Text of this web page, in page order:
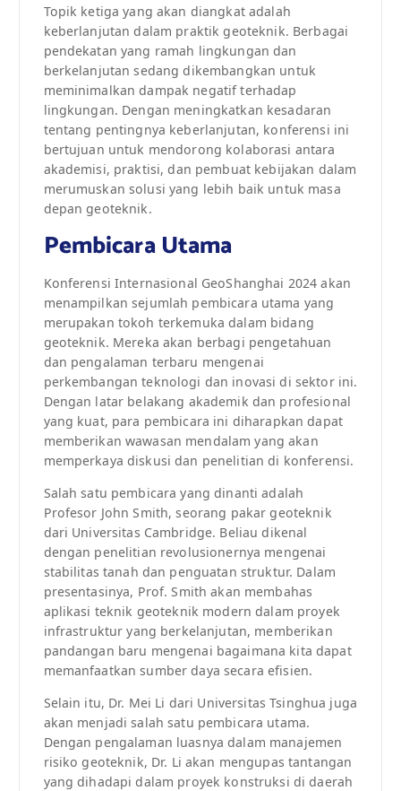
Topik ketiga yang akan diangkat adalah
keberlanjutan dalam praktik geoteknik. Berbagai
pendekatan yang ramah lingkungan dan
berkelanjutan sedang dikembangkan untuk
meminimalkan dampak negatif terhadap
lingkungan. Dengan meningkatkan kesadaran
tentang pentingnya keberlanjutan, konferensi ini
bertujuan untuk mendorong kolaborasi antara
akademisi, praktisi, dan pembuat kebijakan dalam
merumuskan solusi yang lebih baik untuk masa
depan geoteknik.
Pembicara Utama
Konferensi Internasional GeoShanghai 2024 akan
menampilkan sejumlah pembicara utama yang
merupakan tokoh terkemuka dalam bidang
geoteknik. Mereka akan berbagi pengetahuan
dan pengalaman terbaru mengenai
perkembangan teknologi dan inovasi di sektor ini.
Dengan latar belakang akademik dan profesional
yang kuat, para pembicara ini diharapkan dapat
memberikan wawasan mendalam yang akan
memperkaya diskusi dan penelitian di konferensi.
Salah satu pembicara yang dinanti adalah
Profesor John Smith, seorang pakar geoteknik
dari Universitas Cambridge. Beliau dikenal
dengan penelitian revolusionernya mengenai
stabilitas tanah dan penguatan struktur. Dalam
presentasinya, Prof. Smith akan membahas
aplikasi teknik geoteknik modern dalam proyek
infrastruktur yang berkelanjutan, memberikan
pandangan baru mengenai bagaimana kita dapat
memanfaatkan sumber daya secara efisien.
Selain itu, Dr. Mei Li dari Universitas Tsinghua juga
akan menjadi salah satu pembicara utama.
Dengan pengalaman luasnya dalam manajemen
risiko geoteknik, Dr. Li akan mengupas tantangan
yang dihadapi dalam proyek konstruksi di daerah